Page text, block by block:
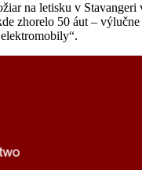
na letisku v
zhorelo 50 áut –